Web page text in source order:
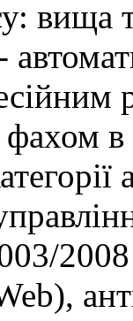
вища
в